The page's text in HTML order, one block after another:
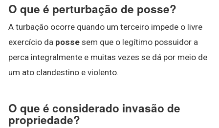
O que é perturbação de posse?
A turbação ocorre quando um terceiro impede o livre
exercício da posse sem que o legítimo possuidor a
perca integralmente e muitas vezes se dá por meio de
um ato clandestino e violento.
O que é considerado invasão de
propriedade?